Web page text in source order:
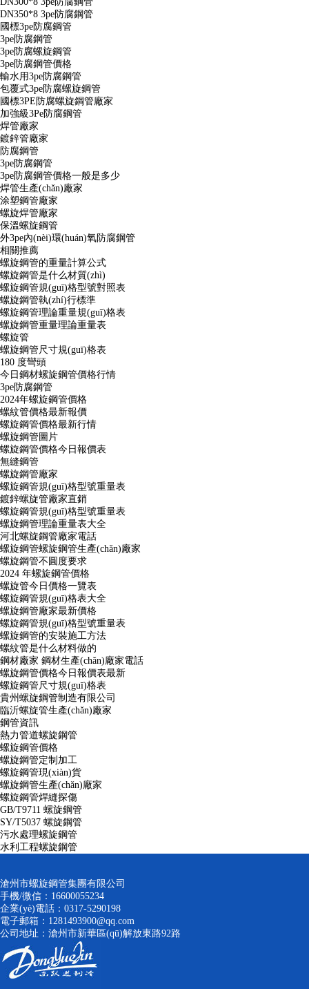
DN350*8 3pe防腐鋼管
國標3pe防腐鋼管
3pe防腐鋼管
3pe防腐螺旋鋼管
3pe防腐鋼管價格
輸水用3pe防腐鋼管
包覆式3pe防腐螺旋鋼管
國標3PE防腐螺旋鋼管廠家
加強級3Pe防腐鋼管
焊管廠家
鍍鋅管廠家
防腐鋼管
3pe防腐鋼管
3pe防腐鋼管價格一般是多少
焊管生產(chǎn)廠家
涂塑鋼管廠家
螺旋焊管廠家
保溫螺旋鋼管
外3pe內(nèi)環(huán)氧防腐鋼管
相關推薦
螺旋鋼管的重量計算公式
螺旋鋼管是什么材質(zhì)
螺旋鋼管規(guī)格型號對照表
螺旋鋼管執(zhí)行標準
螺旋鋼管理論重量規(guī)格表
螺旋鋼管重量理論重量表
螺旋管
螺旋鋼管尺寸規(guī)格表
180 度彎頭
今日鋼材螺旋鋼管價格行情
3pe防腐鋼管
2024年螺旋鋼管價格
螺紋管價格最新報價
螺旋鋼管價格最新行情
螺旋鋼管圖片
螺旋鋼管價格今日報價表
無縫鋼管
螺旋鋼管廠家
螺旋鋼管規(guī)格型號重量表
鍍鋅螺旋管廠家直銷
螺旋鋼管規(guī)格型號重量表
螺旋鋼管理論重量表大全
河北螺旋鋼管廠家電話
螺旋鋼管螺旋鋼管生產(chǎn)廠家
螺旋鋼管不圓度要求
2024 年螺旋鋼管價格
螺旋管今日價格一覽表
螺旋鋼管規(guī)格表大全
螺旋鋼管廠家最新價格
螺旋鋼管規(guī)格型號重量表
螺旋鋼管的安裝施工方法
螺紋管是什么材料做的
鋼材廠家 鋼材生產(chǎn)廠家電話
螺旋鋼管價格今日報價表最新
螺旋鋼管尺寸規(guī)格表
貴州螺旋鋼管制造有限公司
臨沂螺旋管生產(chǎn)廠家
鋼管資訊
熱力管道螺旋鋼管
螺旋鋼管價格
螺旋鋼管定制加工
螺旋鋼管現(xiàn)貨
螺旋鋼管生產(chǎn)廠家
螺旋鋼管焊縫探傷
GB/T9711 螺旋鋼管
SY/T5037 螺旋鋼管
污水處理螺旋鋼管
水利工程螺旋鋼管
滄州市螺旋鋼管集團有限公司
手機/微信：16600055234
企業(yè)電話：0317-5290198
電子郵箱：1281493900@qq.com
公司地址：滄州市新華區(qū)解放東路92路